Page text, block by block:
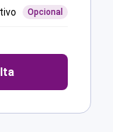
Opcional